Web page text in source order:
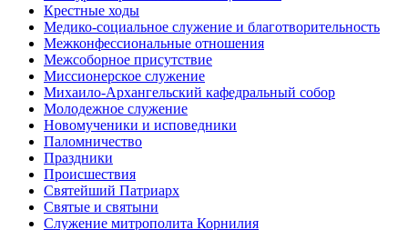
Крестные ходы
Медико-социальное служение и благотворительность
Межконфессиональные отношения
Межсоборное присутствие
Миссионерское служение
Михаило-Архангельский кафедральный собор
Молодежное служение
Новомученики и исповедники
Паломничество
Праздники
Происшествия
Святейший Патриарх
Святые и святыни
Служение митрополита Корнилия